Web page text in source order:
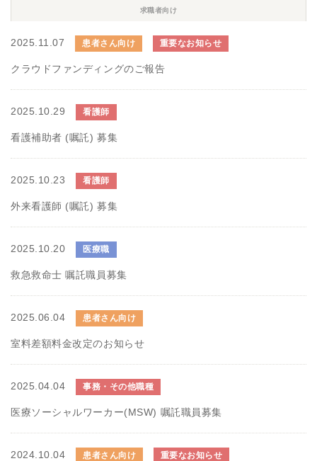
求職者向け
2025.11.07 患者さん向け 重要なお知らせ
クラウドファンディングのご報告
2025.10.29 看護師
看護補助者 (嘱託) 募集
2025.10.23 看護師
外来看護師 (嘱託) 募集
2025.10.20 医療職
救急救命士 嘱託職員募集
2025.06.04 患者さん向け
室料差額料金改定のお知らせ
2025.04.04 事務・その他職種
医療ソーシャルワーカー(MSW) 嘱託職員募集
2024.10.04 患者さん向け 重要なお知らせ